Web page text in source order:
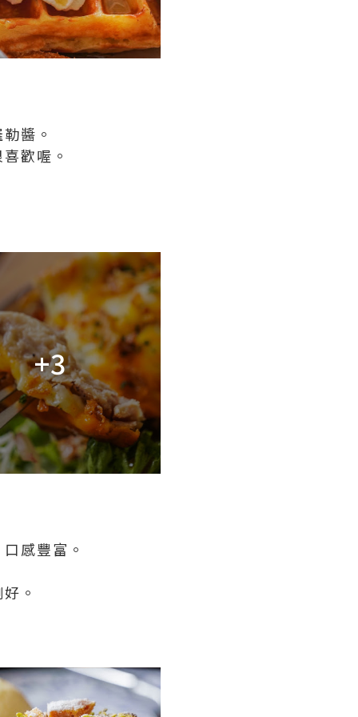
醬。
歡喔。
+3
感豐富。
。